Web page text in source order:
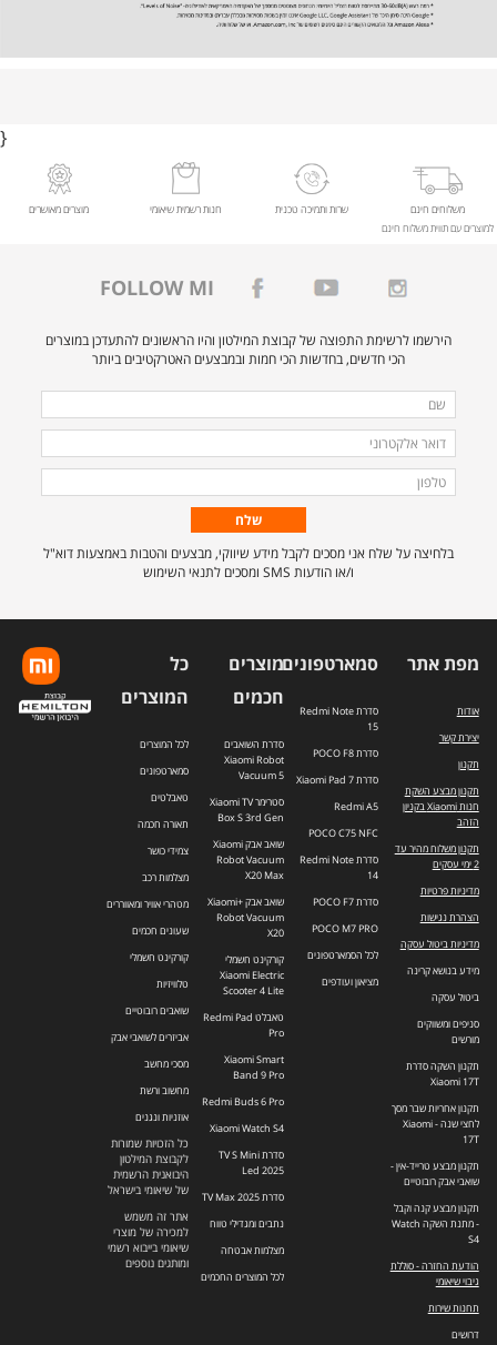
}
משלוחים חינם
למוצרים עם תווית משלוח חינם
שרות ותמיכה טכנית חנות רשמית שיאומי מוצרים מאושרים
FOLLOW MI
הירשמו לרשימת התפוצה של קבוצת המילטון והיו הראשונים להתעדכן במוצרים
הכי חדשים, בחדשות הכי חמות ובמבצעים האטרקטיבים ביותר
מלאו
את
הפרטים
הבאים
לרשימת
שם
דואר
אלקטרוני
טלפון
בלחיצה על שלח אני מסכים לקבל מידע שיווקי, מבצעים והטבות באמצעות דוא"ל
ו/או הודעות SMS ומסכים לתנאי השימוש
מפת אתר
אודות
יצירת קשר
תקנון
תקנון מבצע השקת
חנות Xiaomi בקניון
הזהב
תקנון משלוח מהיר עד
2 ימי עסקים
מדיניות פרטיות
הצהרת נגישות
מדיניות ביטול עסקה
מידע בנושא קרינה
ביטול עסקה
סניפים ומשווקים
מורשים
תקנון השקה סדרת
Xiaomi 17T
תקנון אחריות שבר מסך
לחצי שנה - Xiaomi
17T
תקנון מבצע טרייד-אין -
שואבי אבק רובוטיים
תקנון מבצע קנה וקבל
- מתנת השקה Watch
S4
הודעת החזרה - סוללת
גיבוי שיאומי
תחנות שירות
דרושים
סמארטפונים
סדרת Redmi Note
15
סדרת POCO F8
סדרת Xiaomi Pad 7
Redmi A5
POCO C75 NFC
סדרת Redmi Note
14
סדרת POCO F7
POCO M7 PRO
לכל הסמארטפונים
מציאון ועודפים
מוצרים
חכמים
סדרת השואבים
Xiaomi Robot
Vacuum 5
סטרימר Xiaomi TV
Box S 3rd Gen
שואב אבק Xiaomi
Robot Vacuum
X20 Max
שואב אבק +Xiaomi
Robot Vacuum
X20
קורקינט חשמלי
Xiaomi Electric
Scooter 4 Lite
טאבלט Redmi Pad
Pro
Xiaomi Smart
Band 9 Pro
Redmi Buds 6 Pro
Xiaomi Watch S4
סדרת TV S Mini
Led 2025
סדרת TV Max 2025
נתבים ומגדילי טווח
מצלמות אבטחה
לכל המוצרים החכמים
כל
המוצרים
לכל המוצרים
סמארטפונים
טאבלטים
תאורה חכמה
צמידי כושר
מצלמות רכב
מטהרי אוויר ומאווררים
שעונים חכמים
קורקינט חשמלי
טלוויזיות
שואבים רובוטיים
אביזרים לשואבי אבק
מסכי מחשב
מחשוב ורשת
אוזניות ונגנים
כל הזכויות שמורות
לקבוצת המילטון
היבואנית הרשמית
של שיאומי בישראל
אתר זה משמש
למכירה של מוצרי
שיאומי בייבוא רשמי
ומותגים נוספים